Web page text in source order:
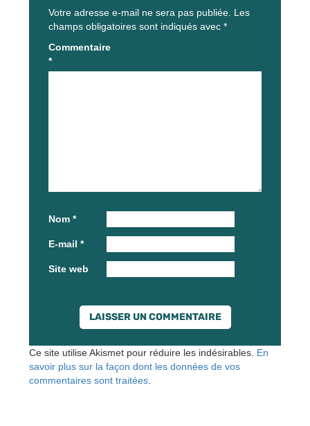
Votre adresse e-mail ne sera pas publiée. Les
champs obligatoires sont indiqués avec *
Commentaire
*
Nom *
E-mail *
Site web
Ce site utilise Akismet pour réduire les indésirables. En
savoir plus sur la façon dont les données de vos
commentaires sont traitées